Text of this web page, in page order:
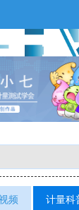
频 计量科